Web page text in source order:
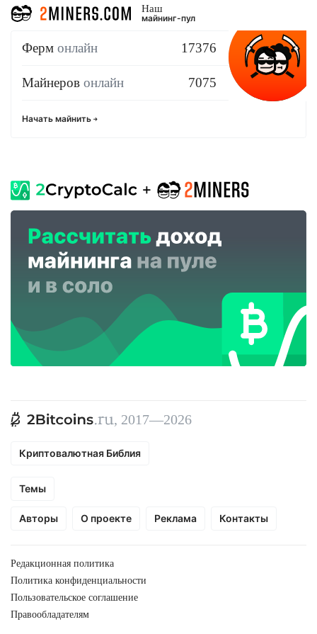
Наш
майнинг-пул
Ферм онлайн 17376
Майнеров онлайн 7075
Начать майнить
, 2017—2026
Криптовалютная Библия
Темы
Авторы О проекте Реклама Контакты
Редакционная политика
Политика конфиденциальности
Пользовательское соглашение
Правообладателям